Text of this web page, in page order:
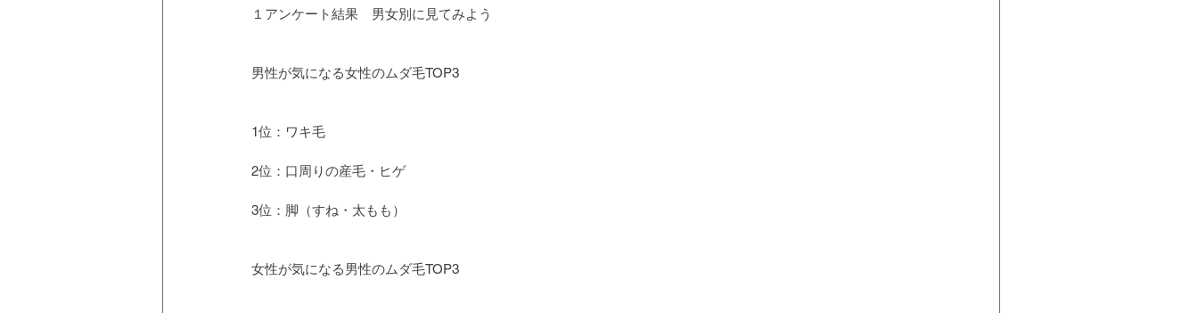
１アンケート結果　男女別に見てみよう
男性が気になる女性のムダ毛TOP3
1位：ワキ毛
2位：口周りの産毛・ヒゲ
3位：脚（すね・太もも）
女性が気になる男性のムダ毛TOP3